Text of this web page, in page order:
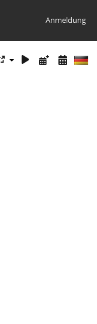
Anmeldung